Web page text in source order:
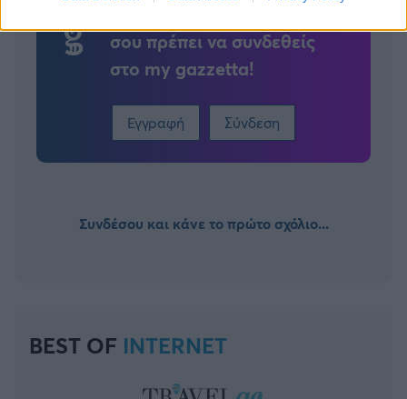
σου πρέπει να συνδεθείς
στο my gazzetta!
Εγγραφή Σύνδεση
Συνδέσου και κάνε το πρώτο σχόλιο...
BEST OF INTERNET